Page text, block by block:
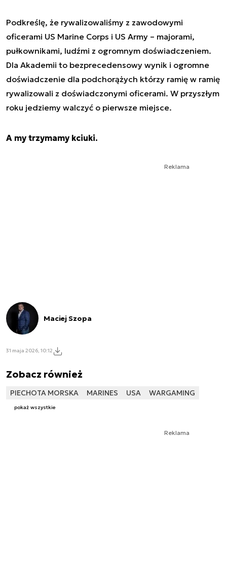
Podkreślę, że rywalizowaliśmy z zawodowymi
oficerami US Marine Corps i US Army – majorami,
pułkownikami, ludźmi z ogromnym doświadczeniem.
Dla Akademii to bezprecedensowy wynik i ogromne
doświadczenie dla podchorążych którzy ramię w ramię
rywalizowali z doświadczonymi oficerami. W przyszłym
roku jedziemy walczyć o pierwsze miejsce.
A my trzymamy kciuki.
Reklama
Maciej Szopa
31 maja 2026, 10:12
Zobacz również
PIECHOTA MORSKA MARINES USA WARGAMING
pokaż wszystkie
Reklama